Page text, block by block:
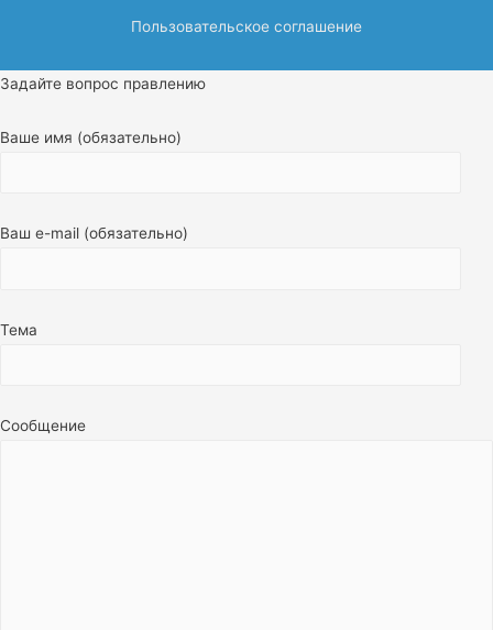
Пользовательское соглашение
Задайте вопрос правлению
Ваше имя (обязательно)
Ваш e-mail (обязательно)
Тема
Сообщение